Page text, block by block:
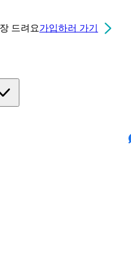
드려요가입하러 가기